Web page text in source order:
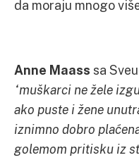
da moraju mnogo
Anne Maass sa
“muškarci ne žele
ako puste i žene
iznimno dobro
golemom pritisku iz